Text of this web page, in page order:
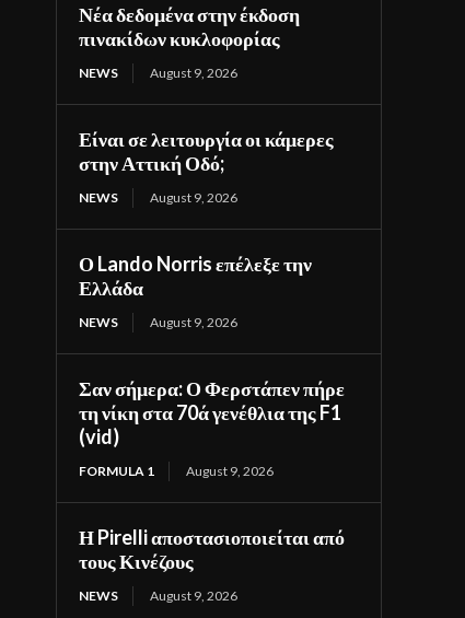
Νέα δεδομένα στην έκδοση
πινακίδων κυκλοφορίας
NEWS August 9, 2026
Είναι σε λειτουργία οι κάμερες
στην Αττική Οδό;
NEWS August 9, 2026
Ο Lando Norris επέλεξε την
Ελλάδα
NEWS August 9, 2026
Σαν σήμερα: Ο Φερστάπεν πήρε
τη νίκη στα 70ά γενέθλια της F1
(vid)
FORMULA 1 August 9, 2026
Η Pirelli αποστασιοποιείται από
τους Κινέζους
NEWS August 9, 2026